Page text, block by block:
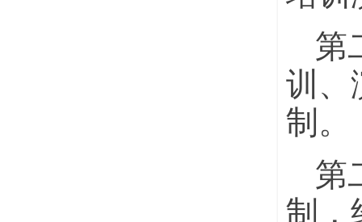
第
训、
制。
第
制，